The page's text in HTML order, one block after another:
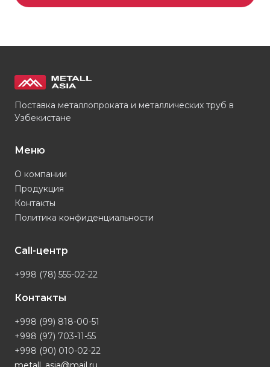
Поставка металлопроката и металлических труб в
Узбекистане
Меню
О компании
Продукция
Контакты
Политика конфиденциальности
Call-центр
+998 (78) 555-02-22
Контакты
+998 (99) 818-00-51
+998 (97) 703-11-55
+998 (90) 010-02-22